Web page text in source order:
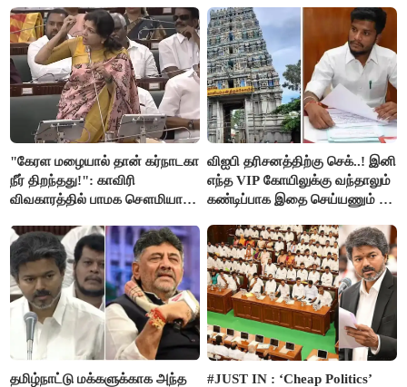
"கேரள மழையால் தான் கர்நாடகா
நீர் திறந்தது!": காவிரி
விவகாரத்தில் பாமக சௌமியா
விஐபி தரிசனத்திற்கு செக்..! இனி
எந்த VIP கோயிலுக்கு வந்தாலும்
கண்டிப்பாக இதை செய்யணும் -
தமிழ்நாட்டு மக்களுக்காக அந்த
#JUST IN : ‘Cheap Politics’